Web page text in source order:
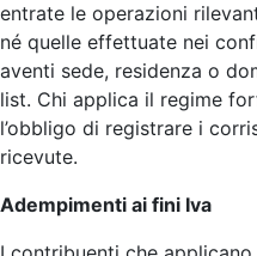
entrate le operazioni
né quelle effettuate nei
aventi sede, residenza o
list. Chi applica il regime
l’obbligo di registrare i
ricevute.
Adempimenti ai fini Iva